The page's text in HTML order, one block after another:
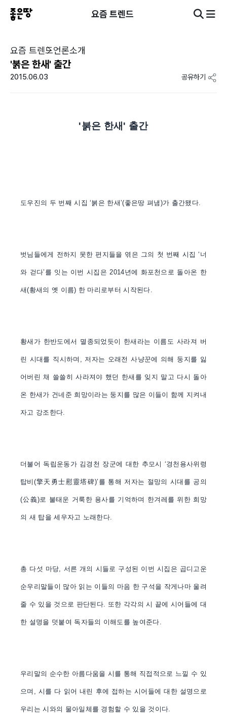
요즘 트렌드
요즘 트렌드언론소개
'붉은 한새' 출간
2015.06.03 공유하기
'붉은 한새' 출간
도우진의 두 번째 시집 ‘붉은 한새’(좋은땅 펴냄)가 출간됐다.
벗님들에게 전하지 못한 편지들을 엮은 그의 첫 번째 시집 ‘너
와 걷다’를 잇는 이번 시집은 2014년에 화포천으로 돌아온 한
새(황새의 옛 이름) 한 마리로부터 시작된다.
황새가 한반도에서 멸종되었듯이 한새라는 이름도 사라져 버
린 시대를 직시하며, 저자는 오래전 사냥꾼에 의해 둥지를 잃
어버린 채 쓸쓸히 사라져야 했던 한새를 잊지 말고 다시 돌아
온 한새가 건네준 희망이라는 둥지를 많은 이들이 함께 지켜내
자고 강조한다.
더불어 독립운동가 김경천 장군에 대한 추모시 ‘경천용사위령
탑비(擎天勇士慰靈塔碑)’를 통해 저자는 절망의 시대를 공의
(公義)로 불태운 거룩한 용사를 기억하며 한겨레를 위한 희망
의 새 탑을 세우자고 노래한다.
총 다섯 마당, 서른 개의 시들로 구성된 이번 시집은 곱디고운
순우리말들이 많아 읽는 이들의 마음 한 구석을 작게나마 울려
줄 수 있을 것으로 판단된다. 또한 각각의 시 끝에 시어들에 대
한 설명을 덧붙여 독자들의 이해도를 높여준다.
우리말의 순수한 아름다움을 시를 통해 직접적으로 느낄 수 있
으며, 시를 다 읽어 내린 후에 접하는 시어들에 대한 설명으로
우리는 시와의 물아일체를 경험할 수 있을 것이다.